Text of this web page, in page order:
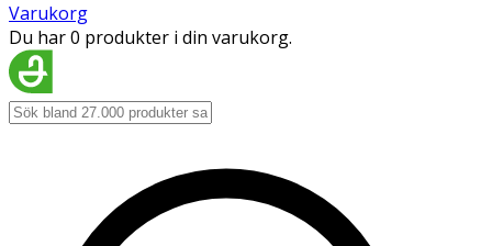
Varukorg
Du har 0 produkter i din varukorg.